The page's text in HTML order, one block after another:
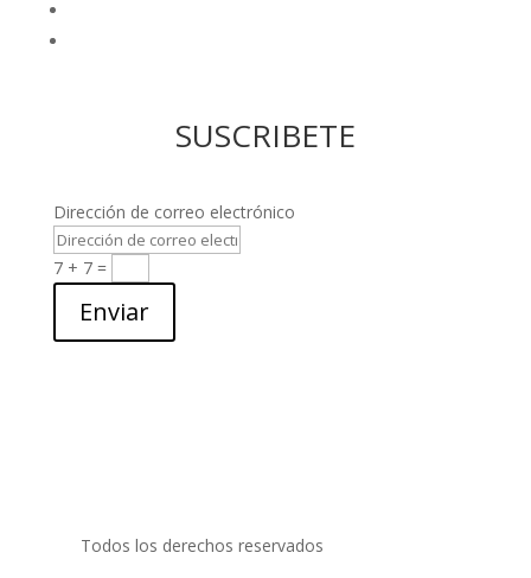
SUSCRIBETE
Dirección de correo electrónico
7 + 7=
Enviar
Todos los derechos reservados